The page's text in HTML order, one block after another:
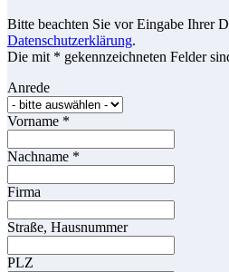
Bitte beachten Sie vor Eingabe Ihrer
Datenschutzerklärung.
Die mit * gekennzeichneten Felder
Anrede
Vorname *
Nachname *
Firma
Straße, Hausnummer
PLZ